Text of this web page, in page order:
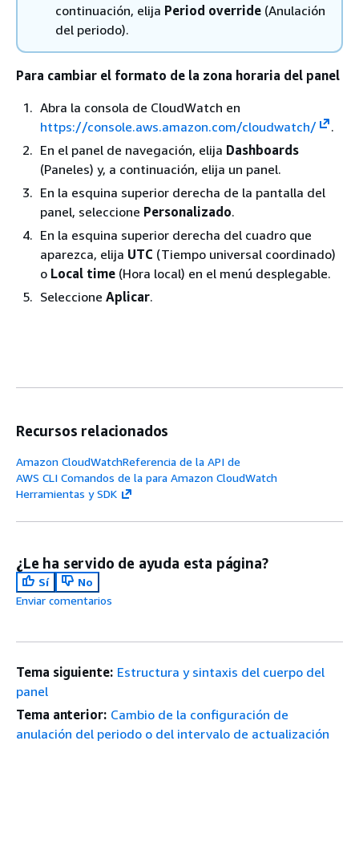
continuación, elija Period override (Anulación
del periodo).
Para cambiar el formato de la zona horaria del panel
Abra la consola de CloudWatch en
https://console.aws.amazon.com/cloudwatch/
.
En el panel de navegación, elija Dashboards
(Paneles) y, a continuación, elija un panel.
En la esquina superior derecha de la pantalla del
panel, seleccione Personalizado.
En la esquina superior derecha del cuadro que
aparezca, elija UTC (Tiempo universal coordinado)
o Local time (Hora local) en el menú desplegable.
Seleccione Aplicar.
Recursos relacionados
Amazon CloudWatchReferencia de la API de
AWS CLI Comandos de la para Amazon CloudWatch
Herramientas y SDK
¿Le ha servido de ayuda esta página?
Sí
No
Enviar comentarios
Tema siguiente: Estructura y sintaxis del cuerpo del
panel
Tema anterior: Cambio de la configuración de
anulación del periodo o del intervalo de actualización